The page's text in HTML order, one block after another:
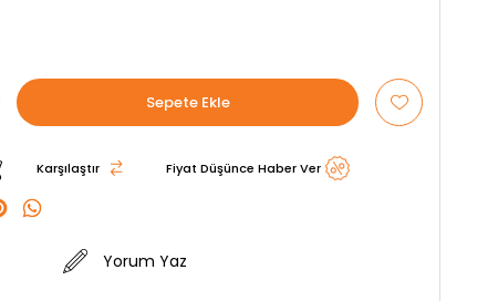
Karşılaştır Fiyat Düşünce Haber Ver
Yorum Yaz